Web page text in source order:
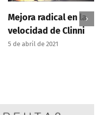
Mejora radical en la
velocidad de Clinni
5 de abril de 2021